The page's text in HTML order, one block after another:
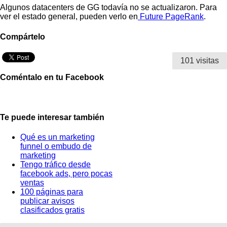
Algunos datacenters de GG todavía no se actualizaron. Para
ver el estado general, pueden verlo en Future PageRank.
Compártelo
101 visitas
Coméntalo en tu Facebook
Te puede interesar también
Qué es un marketing
funnel o embudo de
marketing
Tengo tráfico desde
facebook ads, pero pocas
ventas
100 páginas para
publicar avisos
clasificados gratis